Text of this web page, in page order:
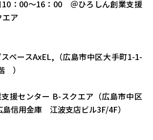
10：00〜16：00 ＠ひろしん創業支援
エア
スペースAxEL,（広島市中区大手町1-1-
）
支援センター B-スクエア（広島市中区
信用金庫 江波支店ビル3F/4F）